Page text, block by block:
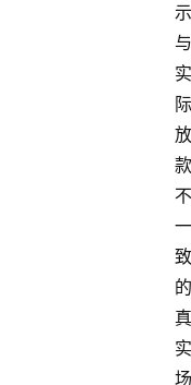
示
与
实
际
放
款
不
一
致
的
真
实
场